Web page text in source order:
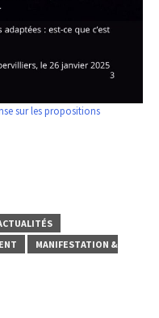
sur les propositions
MANIFESTATION &